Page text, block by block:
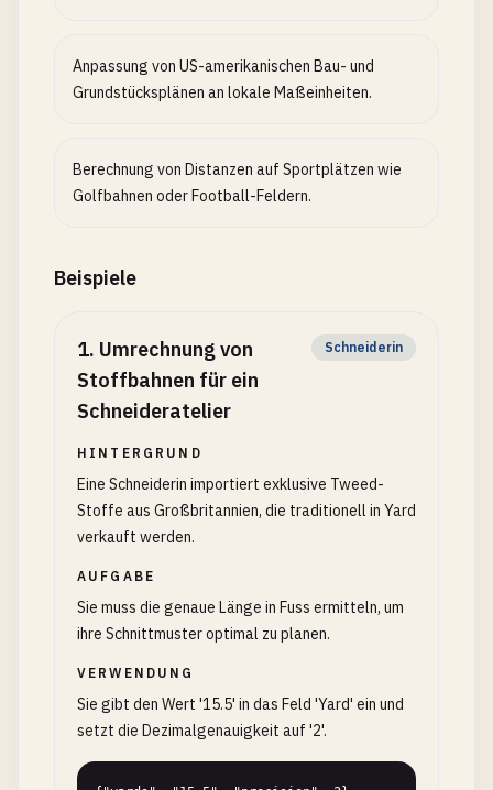
Anpassung von US-amerikanischen Bau- und
Grundstücksplänen an lokale Maßeinheiten.
Berechnung von Distanzen auf Sportplätzen wie
Golfbahnen oder Football-Feldern.
Beispiele
1. Umrechnung von
Stoffbahnen für ein
Schneideratelier
Schneiderin
HINTERGRUND
Eine Schneiderin importiert exklusive Tweed-
Stoffe aus Großbritannien, die traditionell in Yard
verkauft werden.
AUFGABE
Sie muss die genaue Länge in Fuss ermitteln, um
ihre Schnittmuster optimal zu planen.
VERWENDUNG
Sie gibt den Wert '15.5' in das Feld 'Yard' ein und
setzt die Dezimalgenauigkeit auf '2'.